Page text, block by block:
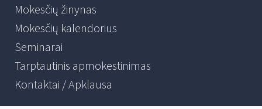
Mokesčių žinynas
Mokesčių kalendorius
Seminarai
Tarptautinis apmokestinimas
Kontaktai / Apklausa